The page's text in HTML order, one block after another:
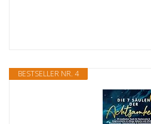
BESTSELLER NR. 4